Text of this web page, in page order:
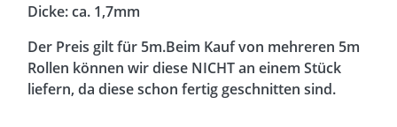
Dicke: ca. 1,7mm
Der Preis gilt für 5m.Beim Kauf von mehreren 5m
Rollen können wir diese NICHT an einem Stück
liefern, da diese schon fertig geschnitten sind.